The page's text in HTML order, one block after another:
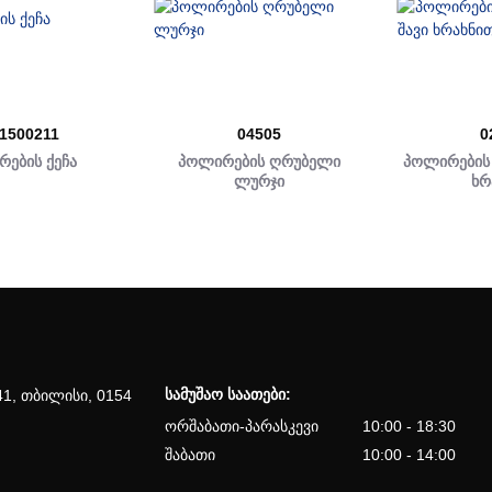
ქეჩა
04505
პოლირების ღრუბელი
ლურჯი
თბილისი, 0154
სამუშაო საათები:
ორშაბათი-პარასკევი
10:00 - 18:30
შაბათი
10:00 - 14:00